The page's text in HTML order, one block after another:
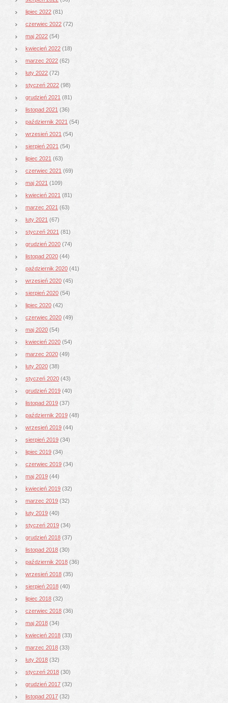
lipiec 2022 (81)
czerwiec 2022 (72)
maj 2022 (54)
kwiecień 2022 (18)
marzec 2022 (62)
luty 2022 (72)
styczeń 2022 (98)
grudzień 2021 (81)
listopad 2021 (36)
październik 2021 (54)
wrzesień 2021 (54)
sierpień 2021 (54)
lipiec 2021 (63)
czerwiec 2021 (69)
maj 2021 (109)
kwiecień 2021 (81)
marzec 2021 (63)
luty 2021 (67)
styczeń 2021 (81)
grudzień 2020 (74)
listopad 2020 (44)
październik 2020 (41)
wrzesień 2020 (45)
sierpień 2020 (54)
lipiec 2020 (42)
czerwiec 2020 (49)
maj 2020 (54)
kwiecień 2020 (54)
marzec 2020 (49)
luty 2020 (38)
styczeń 2020 (43)
grudzień 2019 (40)
listopad 2019 (37)
październik 2019 (48)
wrzesień 2019 (44)
sierpień 2019 (34)
lipiec 2019 (34)
czerwiec 2019 (34)
maj 2019 (44)
kwiecień 2019 (32)
marzec 2019 (32)
luty 2019 (40)
styczeń 2019 (34)
grudzień 2018 (37)
listopad 2018 (30)
październik 2018 (36)
wrzesień 2018 (35)
sierpień 2018 (40)
lipiec 2018 (32)
czerwiec 2018 (36)
maj 2018 (34)
kwiecień 2018 (33)
marzec 2018 (33)
luty 2018 (32)
styczeń 2018 (30)
grudzień 2017 (32)
listopad 2017 (32)